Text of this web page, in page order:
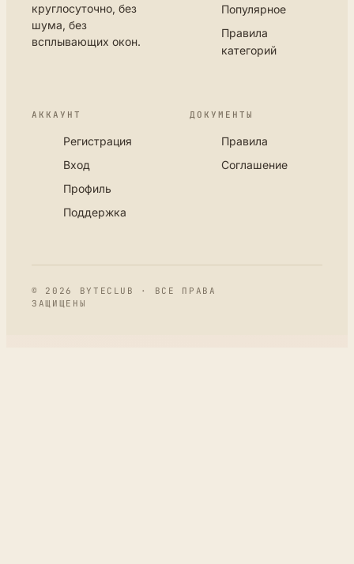
круглосуточно, без
шума, без
всплывающих окон.
Популярное
Правила
категорий
АККАУНТ
Регистрация
Вход
Профиль
Поддержка
ДОКУМЕНТЫ
Правила
Соглашение
© 2026 BYTECLUB · ВСЕ ПРАВА
ЗАЩИЩЕНЫ